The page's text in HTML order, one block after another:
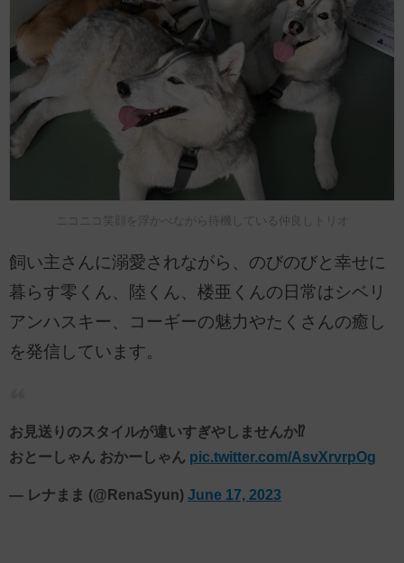
ニコニコ笑顔を浮かべながら待機している仲良しトリオ
飼い主さんに溺愛されながら、のびのびと幸せに
暮らす零くん、陸くん、楼亜くんの日常はシベリ
アンハスキー、コーギーの魅力やたくさんの癒し
を発信しています。
お見送りのスタイルが違いすぎやしませんか⁉️
おとーしゃん おかーしゃん pic.twitter.com/AsvXrvrpOg
— レナまま (@RenaSyun) June 17, 2023